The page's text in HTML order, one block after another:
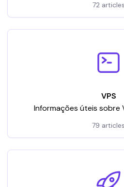
72 articles
VPS
Informações úteis sobre
79 articles